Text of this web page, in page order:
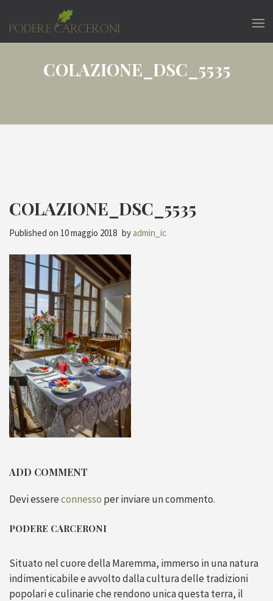
COLAZIONE_DSC_5535
COLAZIONE_DSC_5535
Published on 10 maggio 2018 byadmin_ic
ADD COMMENT
Devi essereconnesso per inviare un commento.
PODERE CARCERONI
Situato nel cuore della Maremma, immerso in una natura
indimenticabile e avvolto dalla cultura delle tradizioni
popolari e culinarie che rendono unica questa terra, il